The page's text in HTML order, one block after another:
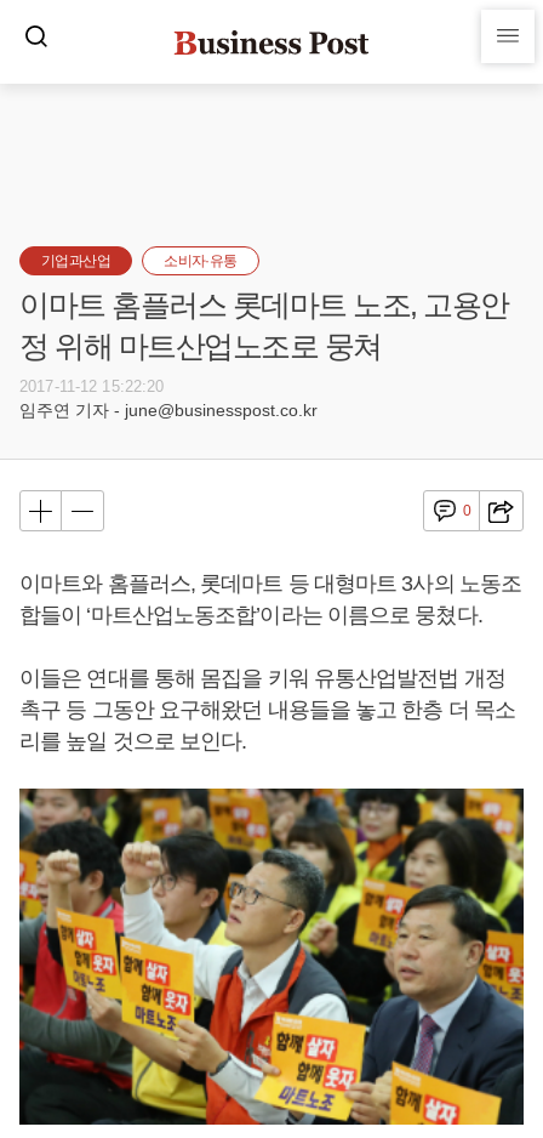
기업과산업 소비자·유통
이마트 홈플러스 롯데마트 노조, 고용안
정 위해 마트산업노조로 뭉쳐
2017-11-12 15:22:20
임주연 기자 - june@businesspost.co.kr
0
이마트와 홈플러스, 롯데마트 등 대형마트 3사의 노동조
합들이 ‘마트산업노동조합’이라는 이름으로 뭉쳤다.
이들은 연대를 통해 몸집을 키워 유통산업발전법 개정
촉구 등 그동안 요구해왔던 내용들을 놓고 한층 더 목소
리를 높일 것으로 보인다.